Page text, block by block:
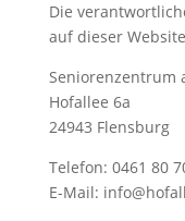
Die
auf dieser
Seniorenzentrum
Hofallee 6a
24943 Flensburg
Telefon: 0461 80
E-Mail: